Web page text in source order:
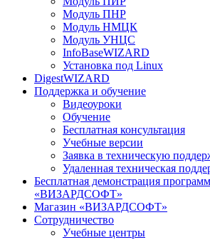
Модуль ПНР
Модуль НМЦК
Модуль УНЦС
InfoBaseWIZARD
Установка под Linux
DigestWIZARD
Поддержка и обучение
Видеоуроки
Обучение
Бесплатная консультация
Учебные версии
Заявка в техническую
Удаленная техническая
Бесплатная демонстрация
«ВИЗАРДСОФТ»
Магазин «ВИЗАРДСОФТ»
Сотрудничество
Учебные центры